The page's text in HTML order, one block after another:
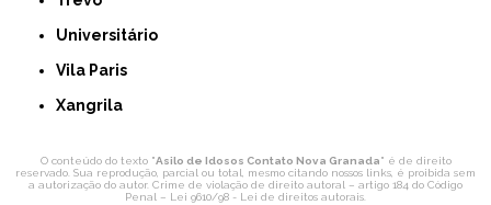
Universitário
Vila Paris
Xangrila
O conteúdo do texto "Asilo de Idosos Contato Nova Granada" é de direito
reservado. Sua reprodução, parcial ou total, mesmo citando nossos links, é proibida sem
a autorização do autor. Crime de violação de direito autoral – artigo 184 do Código
Penal – Lei 9610/98 - Lei de direitos autorais